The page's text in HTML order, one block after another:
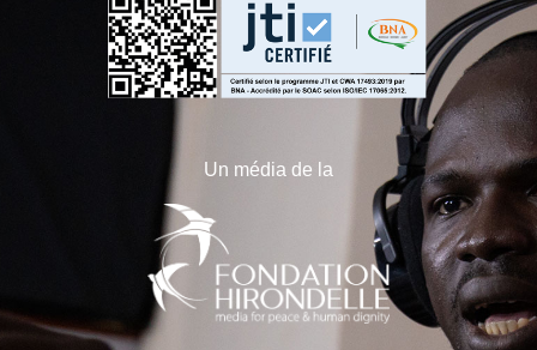
Un média de la